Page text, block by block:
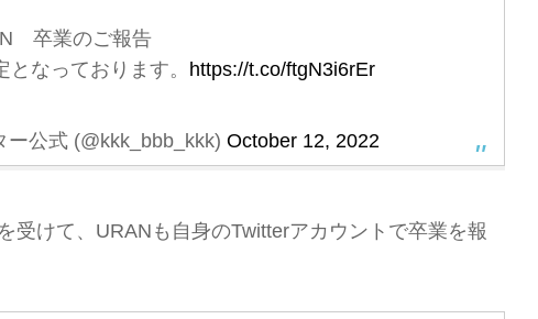
卒業のご報告
なっております。 https://t.co/ftgN3i6rEr
公式 (@kkk_bbb_kkk) October 12, 2022
受けて、URANも自身のTwitterアカウントで卒業を報